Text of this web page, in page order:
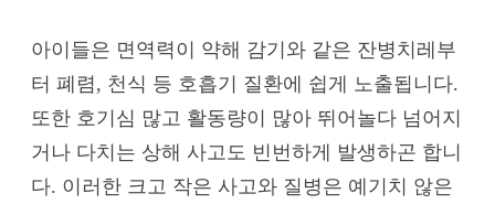
아이들은 면역력이 약해 감기와 같은 잔병치레부
터 폐렴, 천식 등 호흡기 질환에 쉽게 노출됩니다.
또한 호기심 많고 활동량이 많아 뛰어놀다 넘어지
거나 다치는 상해 사고도 빈번하게 발생하곤 합니
다. 이러한 크고 작은 사고와 질병은 예기치 않은